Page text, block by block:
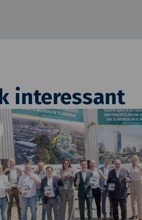
interessant